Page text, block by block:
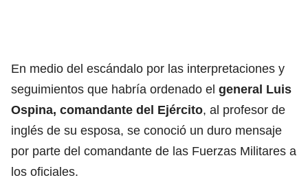
En medio del escándalo por las interpretaciones y
seguimientos que habría ordenado el general Luis
Ospina, comandante del Ejército, al profesor de
inglés de su esposa, se conoció un duro mensaje
por parte del comandante de las Fuerzas Militares a
los oficiales.